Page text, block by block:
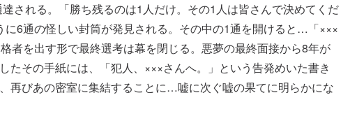
される。「勝ち残るのは1人だけ。その1人は皆さんで決めてくだ
6通の怪しい封筒が発見される。その中の1通を開けると…「×××
者を出す形で最終選考は幕を閉じる。悪夢の最終面接から8年が
その手紙には、「犯人、×××さんへ。」という告発めいた書き
再びあの密室に集結することに…嘘に次ぐ嘘の果てに明らかにな